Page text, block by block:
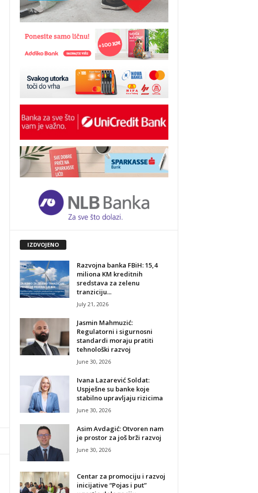
IZDVOJENO
Razvojna banka FBiH: 15,4
miliona KM kreditnih
sredstava za zelenu
tranziciju...
July 21, 2026
Jasmin Mahmuzić:
Regulatorni i sigurnosni
standardi moraju pratiti
tehnološki razvoj
June 30, 2026
Ivana Lazarević Soldat:
Uspješne su banke koje
stabilno upravljaju rizicima
June 30, 2026
Asim Avdagić: Otvoren nam
je prostor za još brži razvoj
June 30, 2026
Centar za promociju i razvoj
inicijative “Pojas i put”